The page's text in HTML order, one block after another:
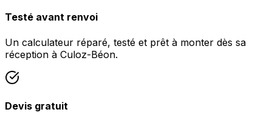
Testé avant renvoi
Un calculateur réparé, testé et prêt à monter dès sa
réception à Culoz-Béon.
Devis gratuit